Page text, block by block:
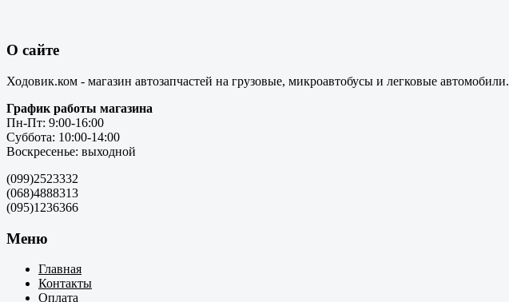
О сайте
Ходовик.ком - магазин автозапчастей на грузовые, микроавтобусы и легковые автомобили.
График работы магазина
Пн-Пт: 9:00-16:00
Суббота: 10:00-14:00
Воскресенье: выходной
(099)2523332
(068)4888313
(095)1236366
Меню
Главная
Контакты
Оплата